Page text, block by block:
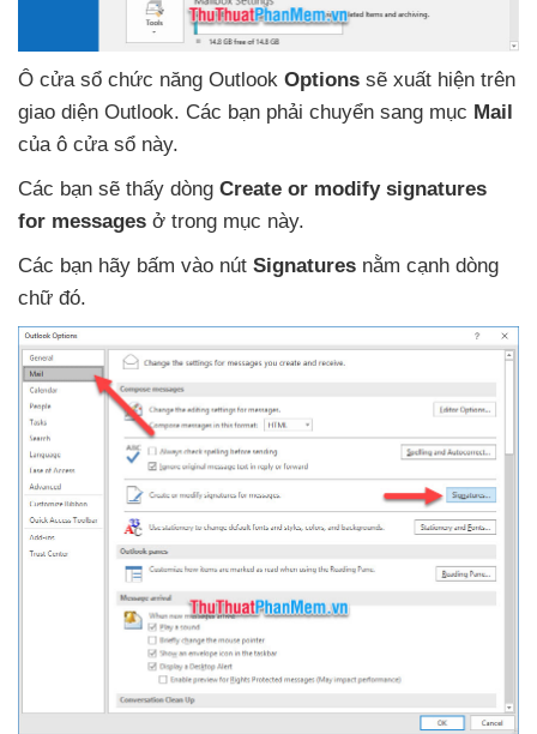
Ô cửa sổ chức năng Outlook Options sẽ xuất hiện trên
giao diện Outlook. Các bạn phải chuyển sang mục Mail
của ô cửa sổ này.
Các bạn sẽ thấy dòng Create or modify signatures
for messages ở trong mục này.
Các bạn hãy bấm vào nút Signatures nằm cạnh dòng
chữ đó.